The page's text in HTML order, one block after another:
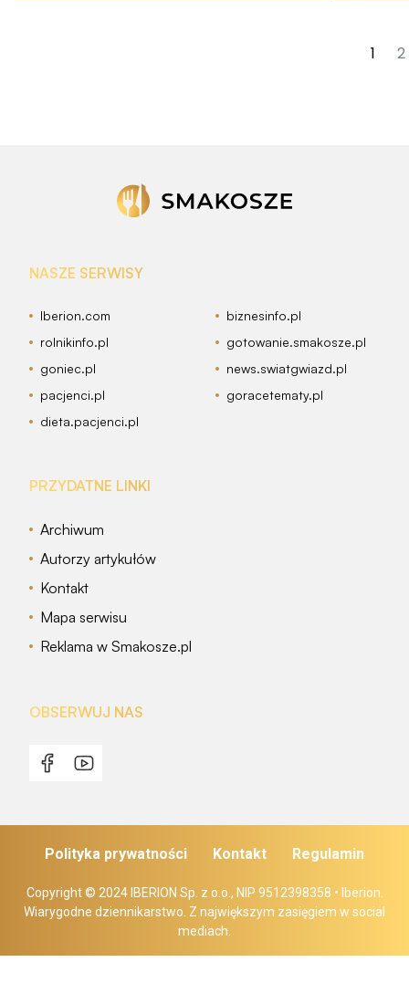
1 2
NASZE SERWISY
Iberion.com
biznesinfo.pl
rolnikinfo.pl
gotowanie.smakosze.pl
goniec.pl
news.swiatgwiazd.pl
pacjenci.pl
goracetematy.pl
dieta.pacjenci.pl
PRZYDATNE LINKI
Archiwum
Autorzy artykułów
Kontakt
Mapa serwisu
Reklama w Smakosze.pl
OBSERWUJ NAS
Copyright © 2024 IBERION Sp. z o.o., NIP 9512398358 • Iberion.
Wiarygodne dziennikarstwo. Z największym zasięgiem w social
mediach.
Polityka prywatności Kontakt Regulamin